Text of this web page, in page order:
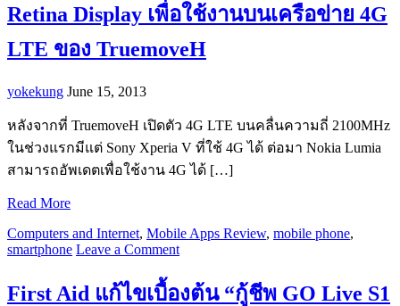
Retina Display เพื่อใช้งานบนเครือข่าย 4G
LTE ของ TruemoveH
yokekung June 15, 2013
หลังจากที่ TruemoveH เปิดตัว 4G LTE บนคลื่นความถี่ 2100MHz
ในช่วงแรกมีแต่ Sony Xperia V ที่ใช้ 4G ได้ ต่อมา Nokia Lumia
สามารถอัพเดตเพื่อใช้งาน 4G ได้ […]
Read More
Computers and Internet, Mobile Apps Review, mobile phone,
smartphone Leave a Comment
First Aid แก้ไขเบื้องต้น “กู้ชีพ GO Live S1